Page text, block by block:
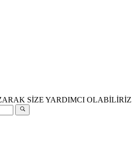
SİZE YARDIMCI OLABİLİRİZ